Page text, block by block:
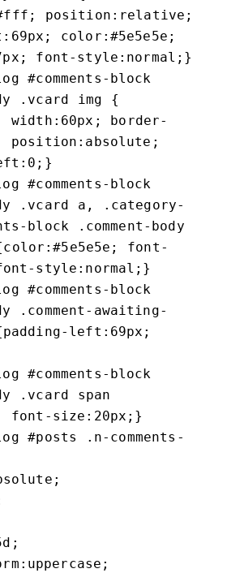
#fff; position:relative;
color:#5e5e5e;
font-style:normal;}
#comments-block
.vcard img {
width:60px; border-
position:absolute;
#comments-block
.vcard a, .category-
block .comment-body
font-
style:normal;}
#comments-block
.comment-awaiting-
left:69px;
#comments-block
.vcard span
size:20px;}
#posts .n-comments-